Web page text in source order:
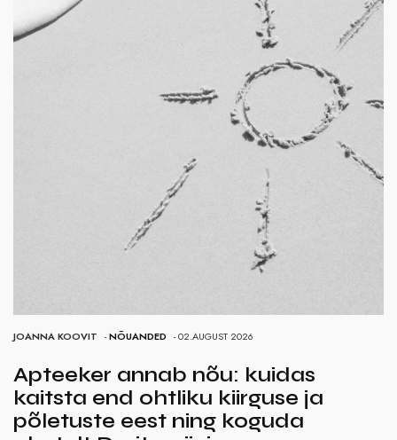
JOANNA KOOVIT -NÕUANDED - 02.AUGUST 2026
Apteeker annab nõu: kuidas
kaitsta end ohtliku kiirguse ja
põletuste eest ning koguda